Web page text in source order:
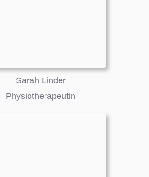
Sarah Linder
Physiotherapeutin